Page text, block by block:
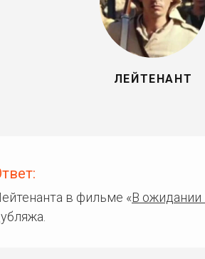
ЛЕЙТЕНАНТ
в фильме «В ожидании